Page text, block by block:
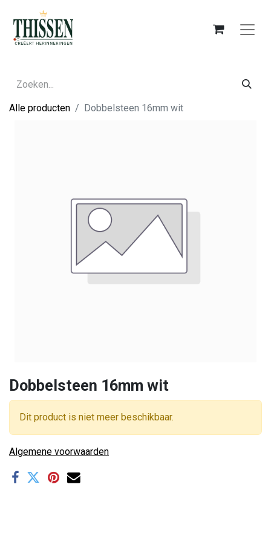
Alle producten Dobbelsteen 16mm wit
Dobbelsteen 16mm wit
Dit product is niet meer beschikbaar.
Algemene voorwaarden